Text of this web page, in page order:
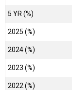
5 YR (%)
2025 (%)
2024 (%)
2023 (%)
2022 (%)